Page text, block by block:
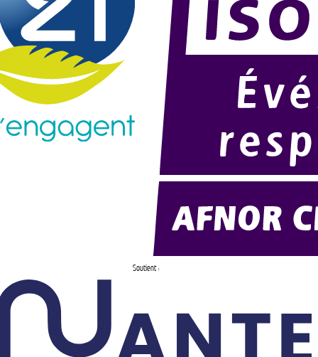
Soutient :